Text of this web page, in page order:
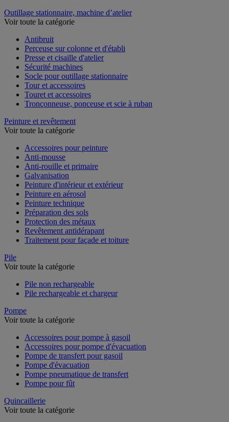
Outillage stationnaire, machine d’atelier
Voir toute la catégorie
Antibruit
Perceuse sur colonne et d'établi
Presse et cisaille d'atelier
Sécurité machines
Socle pour outillage stationnaire
Tour et accessoires
Touret et accessoires
Tronçonneuse, ponceuse et scie à ruban
Peinture et revêtement
Voir toute la catégorie
Accessoires pour peinture
Anti-mousse
Anti-rouille et primaire
Galvanisation
Peinture d'intérieur et extérieur
Peinture en aérosol
Peinture technique
Préparation des sols
Protection des métaux
Revêtement antidérapant
Traitement pour façade et toiture
Pile
Voir toute la catégorie
Pile non rechargeable
Pile rechargeable et chargeur
Pompe
Voir toute la catégorie
Accessoires pour pompe à gasoil
Accessoires pour pompe d'évacuation
Pompe de transfert pour gasoil
Pompe d'évacuation
Pompe pneumatique de transfert
Pompe pour fût
Quincaillerie
Voir toute la catégorie